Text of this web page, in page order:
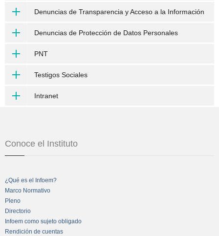
Denuncias de Transparencia y Acceso a la Información
Denuncias de Protección de Datos Personales
PNT
Testigos Sociales
Intranet
Conoce el Instituto
¿Qué es el Infoem?
Marco Normativo
Pleno
Directorio
Infoem como sujeto obligado
Rendición de cuentas